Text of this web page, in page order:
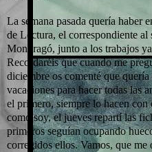
La semana pasada quería haber
de Lectura, el correspondiente
Mondragó, junto a los trabajos
Recordaréis que cuando me
diciembre os comenté que
vacaciones para hacer todas las
el primero, siempre lo hacen
como soy, el jueves repartí las
primeros seguían ocupando
corregidos ellos. Vamos, que